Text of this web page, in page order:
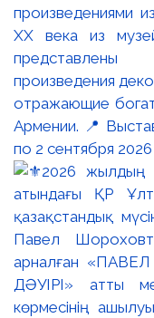
произведениями
XX века из
произведения
отражающие
Армении. 📍
по 2 сентября 2026